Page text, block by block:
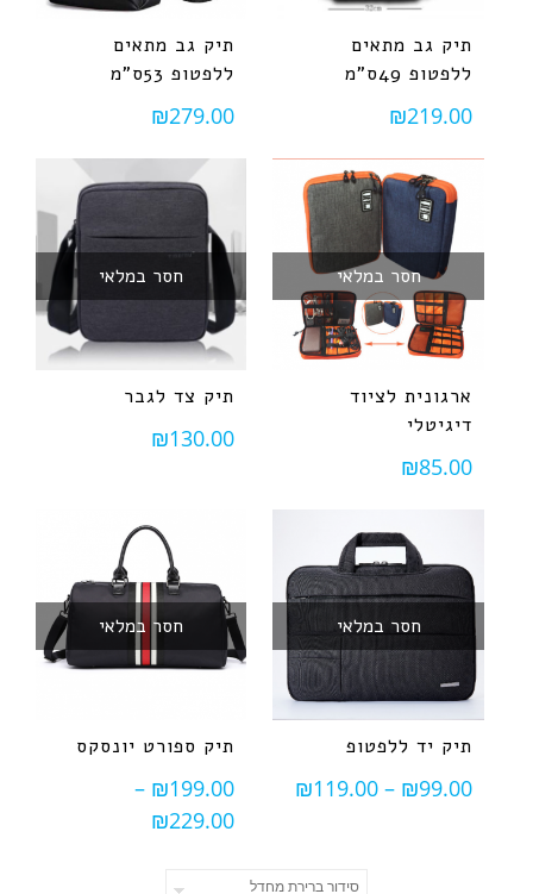
תיק גב מתאים
ללפטופ 49ס"מ
₪219.00
תיק גב מתאים
ללפטופ 53ס"מ
₪279.00
חסר במלאי
ארגונית לציוד
דיגיטלי
₪85.00
חסר במלאי
תיק צד לגבר
₪130.00
חסר במלאי
תיק יד ללפטופ
₪99.00
–
₪119.00
חסר במלאי
תיק ספורט יונסקס
₪199.00
–
₪229.00